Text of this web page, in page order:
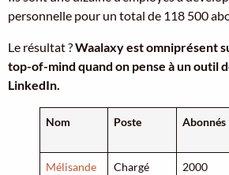
personnelle pour un total de 118 500
Le résultat ?Waalaxy est omniprésent
top-of-mind quand on pense à un outil
LinkedIn.
Nom Poste Abonnés
Mélisande
Chargé
2000